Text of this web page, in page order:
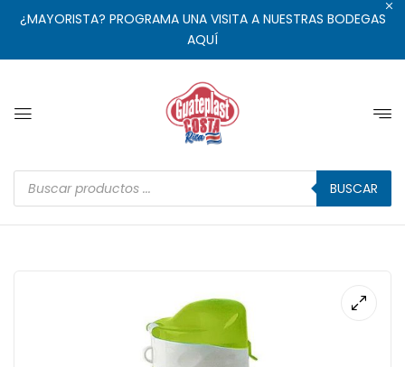
¿MAYORISTA? PROGRAMA UNA VISITA A NUESTRAS BODEGAS
AQUÍ
BUSCAR